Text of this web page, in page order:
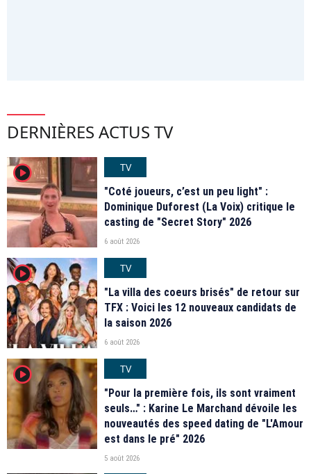
DERNIÈRES ACTUS TV
player2
TV
"Coté joueurs, c’est un peu light" :
Dominique Duforest (La Voix) critique le
casting de "Secret Story" 2026
6 août 2026
player2
TV
"La villa des coeurs brisés" de retour sur
TFX : Voici les 12 nouveaux candidats de
la saison 2026
6 août 2026
player2
TV
"Pour la première fois, ils sont vraiment
seuls…" : Karine Le Marchand dévoile les
nouveautés des speed dating de "L'Amour
est dans le pré" 2026
5 août 2026